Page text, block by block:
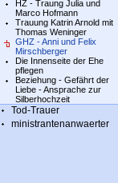
HZ - Traung Julia und
Marco Hofmann
Trauung Katrin Arnold mit
Thomas Weninger
GHZ - Anni und Felix
Mirschberger
Die Innenseite der Ehe
pflegen
Beziehung - Gefährt der
Liebe - Ansprache zur
Silberhochzeit
Tod-Trauer
ministrantenanwaerter